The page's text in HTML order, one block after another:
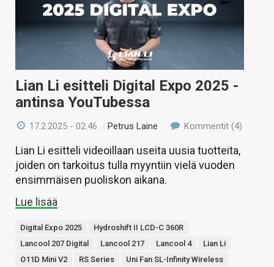
VAIHDA TEEMA
HAKU
Lian Li esitteli Digital Expo 2025 -
antinsa YouTubessa
17.2.2025 - 02:46 /Petrus Laine Kommentit (4)
Lian Li esitteli videoillaan useita uusia tuotteita,
joiden on tarkoitus tulla myyntiin vielä vuoden
ensimmäisen puoliskon aikana.
Lue lisää
Digital Expo 2025
Hydroshift II LCD-C 360R
Lancool 207 Digital
Lancool 217 Lancool 4
Lian Li
O11D Mini V2
RS Series
Uni Fan SL-Infinity Wireless